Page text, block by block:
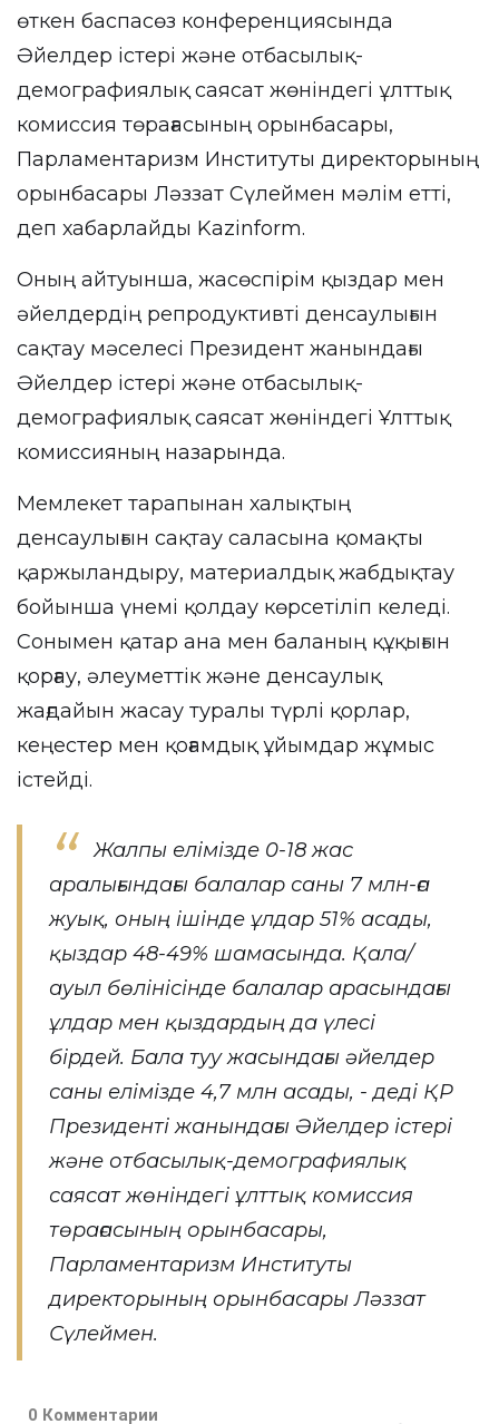
өткен баспасөз конференциясында
Әйелдер істері және отбасылық-
демографиялық саясат жөніндегі ұлттық
комиссия төрағасының орынбасары,
Парламентаризм Институты директорының
орынбасары Ләззат Сүлеймен мәлім етті,
деп хабарлайды Kazinform.
Оның айтуынша, жасөспірім қыздар мен
әйелдердің репродуктивті денсаулығын
сақтау мәселесі Президент жанындағы
Әйелдер істері және отбасылық-
демографиялық саясат жөніндегі Ұлттық
комиссияның назарында.
Мемлекет тарапынан халықтың
денсаулығын сақтау саласына қомақты
қаржыландыру, материалдық жабдықтау
бойынша үнемі қолдау көрсетіліп келеді.
Сонымен қатар ана мен баланың құқығын
қорғау, әлеуметтік және денсаулық
жағдайын жасау туралы түрлі қорлар,
кеңестер мен қоғамдық ұйымдар жұмыс
істейді.
Жалпы елімізде 0-18 жас
аралығындағы балалар саны 7 млн-ға
жуық, оның ішінде ұлдар 51% асады,
қыздар 48-49% шамасында. Қала/
ауыл бөлінісінде балалар арасындағы
ұлдар мен қыздардың да үлесі
бірдей. Бала туу жасындағы әйелдер
саны елімізде 4,7 млн асады, - деді ҚР
Президенті жанындағы Әйелдер істері
және отбасылық-демографиялық
саясат жөніндегі ұлттық комиссия
төрағасының орынбасары,
Парламентаризм Институты
директорының орынбасары Ләззат
Сүлеймен.
0 Комментарии